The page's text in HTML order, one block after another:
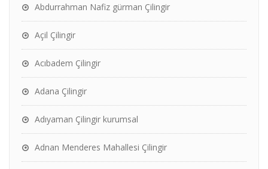
Abdurrahman Nafiz gürman Çilingir
Açil Çilingir
Acıbadem Çilingir
Adana Çilingir
Adıyaman Çilingir kurumsal
Adnan Menderes Mahallesi Çilingir